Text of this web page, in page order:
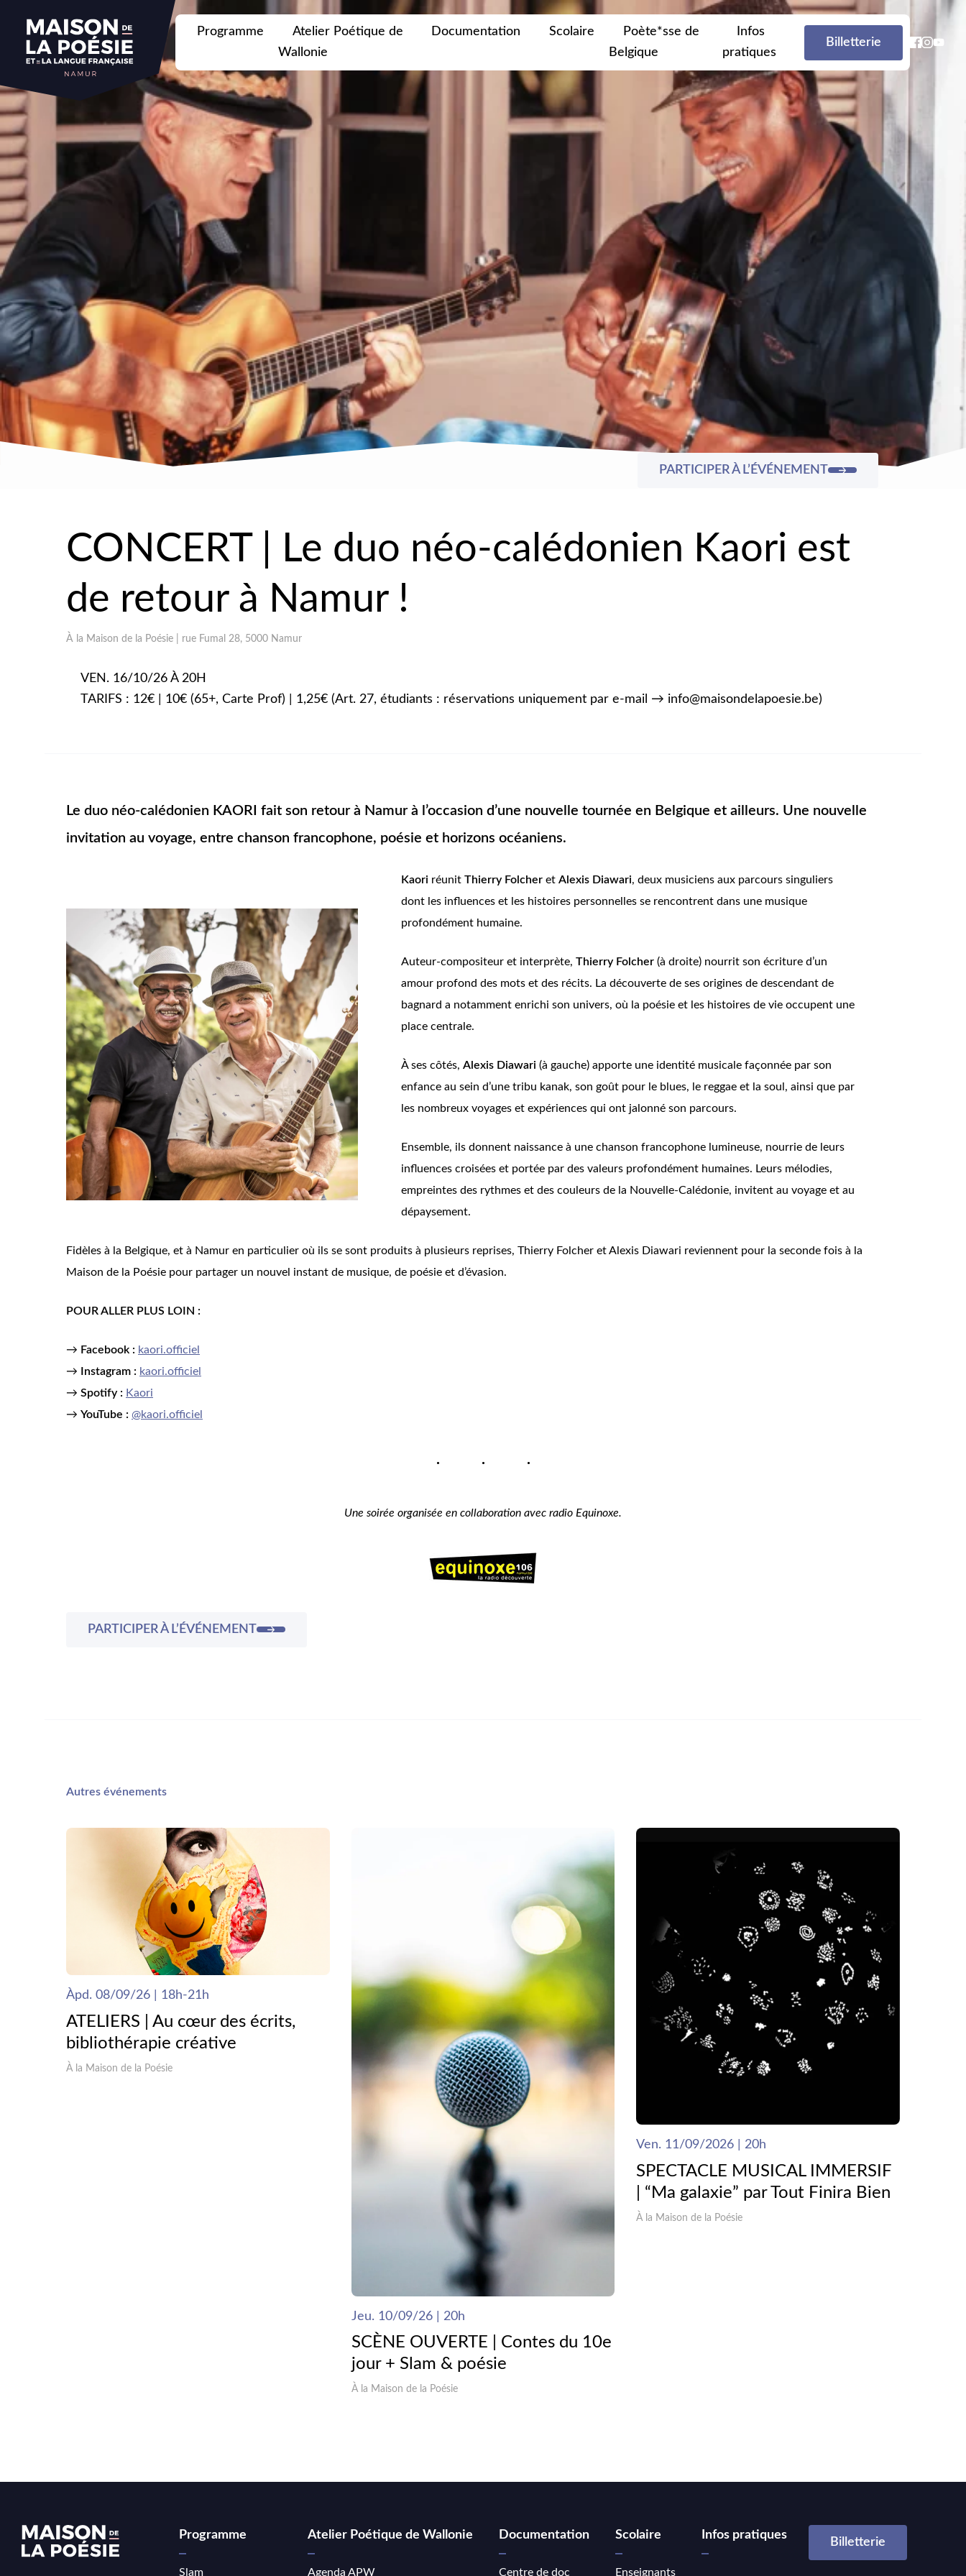
Programme
Atelier Poétique de
Wallonie
Documentation Scolaire
Poète*sse de
Belgique
Infos
pratiques
Billetterie
PARTICIPER À L’ÉVÉNEMENT
CONCERT | Le duo néo-calédonien Kaori est
de retour à Namur !
À la Maison de la Poésie | rue Fumal 28, 5000 Namur
VEN. 16/10/26 À 20H
TARIFS : 12€ | 10€ (65+, Carte Prof) | 1,25€ (Art. 27, étudiants : réservations uniquement par e-mail → info@maisondelapoesie.be)
Le duo néo-calédonien KAORI fait son retour à Namur à l’occasion d’une nouvelle tournée en Belgique et ailleurs. Une nouvelle
invitation au voyage, entre chanson francophone, poésie et horizons océaniens.
Kaori réunitThierry Folcher etAlexis Diawari, deux musiciens aux parcours singuliers
dont les influences et les histoires personnelles se rencontrent dans une musique
profondément humaine.
Auteur-compositeur et interprète,Thierry Folcher (à droite) nourrit son écriture d’un
amour profond des mots et des récits. La découverte de ses origines de descendant de
bagnard a notamment enrichi son univers, où la poésie et les histoires de vie occupent une
place centrale.
À ses côtés,Alexis Diawari (à gauche) apporte une identité musicale façonnée par son
enfance au sein d’une tribu kanak, son goût pour le blues, le reggae et la soul, ainsi que par
les nombreux voyages et expériences qui ont jalonné son parcours.
Ensemble, ils donnent naissance à une chanson francophone lumineuse, nourrie de leurs
influences croisées et portée par des valeurs profondément humaines. Leurs mélodies,
empreintes des rythmes et des couleurs de la Nouvelle-Calédonie, invitent au voyage et au
dépaysement.
Fidèles à la Belgique, et à Namur en particulier où ils se sont produits à plusieurs reprises, Thierry Folcher et Alexis Diawari reviennent pour la seconde fois à la
Maison de la Poésie pour partager un nouvel instant de musique, de poésie et d’évasion.
POUR ALLER PLUS LOIN :
→ Facebook : kaori.officiel
→ Instagram : kaori.officiel
→ Spotify : Kaori
→ YouTube : @kaori.officiel
Une soirée organisée en collaboration avec radio Equinoxe.
PARTICIPER À L’ÉVÉNEMENT
Autres événements
Àpd. 08/09/26 | 18h-21h
ATELIERS | Au cœur des écrits,
bibliothérapie créative
À la Maison de la Poésie
Jeu. 10/09/26 | 20h
SCÈNE OUVERTE | Contes du 10e
jour + Slam & poésie
À la Maison de la Poésie
Ven. 11/09/2026 | 20h
SPECTACLE MUSICAL IMMERSIF
| “Ma galaxie” par Tout Finira Bien
À la Maison de la Poésie
Programme
Slam
Atelier Poétique de Wallonie
Agenda APW
Documentation
Centre de doc
Scolaire
Enseignants
Infos pratiques
Billetterie